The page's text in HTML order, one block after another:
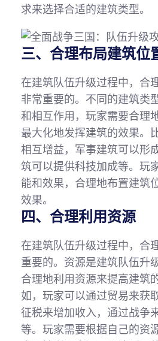
求来选择合适的建筑类型。
三、合理布局建筑位
在建筑队伍升级过程中，合
非常重要的。不同的建筑类
和相互作用，玩家需要合理
最大化地发挥建筑的效果。
相互增益，军事建筑可以形
筑可以提供科技加成等。玩
能和效果，合理地布置建筑
效果。
四、合理利用资源
在建筑队伍升级过程中，合
重要的。资源是建筑队伍升
合理地利用资源来提高建筑
如，玩家可以通过贸易来获
征税来增加收入，通过战争
等。玩家需要根据自己的资